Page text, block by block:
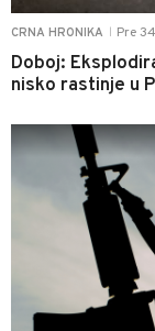
CRNA HRONIKA Pre
Doboj:
nisko rastinje u